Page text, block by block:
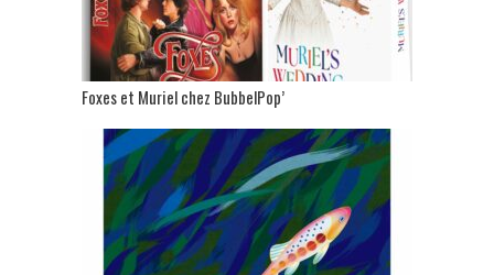
Foxes et Muriel chez BubbelPop’